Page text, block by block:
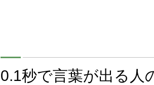
0.1秒で言葉が出る人